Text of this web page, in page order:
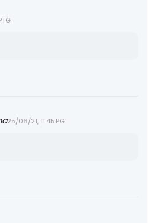
25/06/21, 11:45 PG